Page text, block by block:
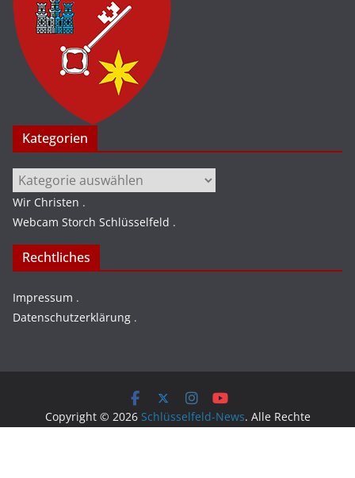
Kategorien
Kategorien
Wir Christen .
Webcam Storch Schlüsselfeld .
Rechtliches
Impressum .
Datenschutzerklärung .
Copyright © 2026 Schlüsselfeld-News. Alle Rechte